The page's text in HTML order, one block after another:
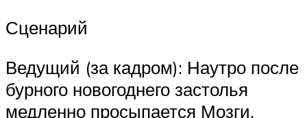
Сценарий
Ведущий (за кадром): Наутро после
бурного новогоднего застолья
медленно просыпается Мозги.